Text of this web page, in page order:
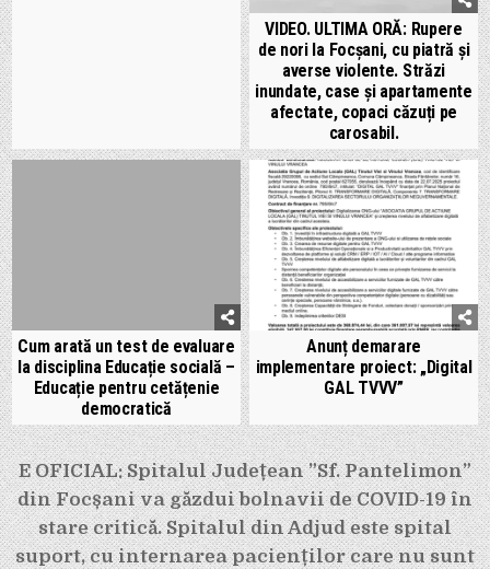
VIDEO. ULTIMA ORĂ: Rupere
de nori la Focșani, cu piatră și
averse violente. Străzi
inundate, case și apartamente
afectate, copaci căzuți pe
carosabil.
Cum arată un test de evaluare
la disciplina Educație socială –
Educație pentru cetățenie
democratică
Anunț demarare
implementare proiect: „Digital
GAL TVVV”
Navigare
în
articole
E OFICIAL: Spitalul Județean ”Sf. Pantelimon”
din Focșani va găzdui bolnavii de COVID-19 în
stare critică. Spitalul din Adjud este spital
suport, cu internarea pacienților care nu sunt